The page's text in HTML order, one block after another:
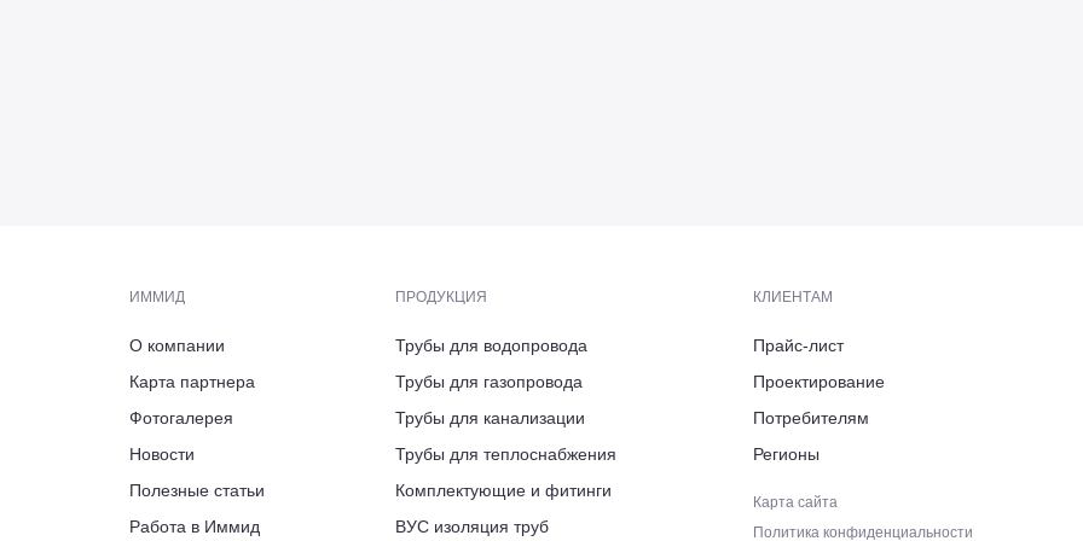
ppu@immid.ru
ЭЛЕКТРОННАЯ ПОЧТА
ПН-ПТ 8:00-17:00
ВРЕМЯ РАБОТЫ
индустриальный парк «Ворсино», 8-й Восточный
проезд
+7 (812) 244-16-14
ТЕЛЕФОН ПРИЁМНОЙ/ФАКС
литера Б.,
ВРЕМЯ РАБОТЫ
12, пом. 2206,
Федерация
АДРЕС ПРЕДСТАВИТЕЛЬСТВА
Прайс-лист
Проектирование
Потребителям
Регионы
Карта сайта
Политика конфиденциальности
КЛИЕНТАМ
ПРОДУКЦИЯ
Трубы для водопровода
Трубы для газопровода
Трубы для канализации
Трубы для теплоснабжения
Комплектующие и фитинги
ВУС изоляция труб
О компании
ИММИД
Карта партнера
Новости
Полезные статьи
Работа в Иммид
Фотогалерея